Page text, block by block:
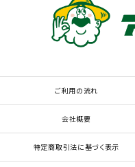
ご利用の流れ
会社概要
特定商取引法に基づく表示